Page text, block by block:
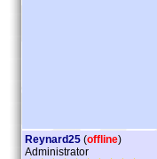
Reynard25 (offline)
Administrator